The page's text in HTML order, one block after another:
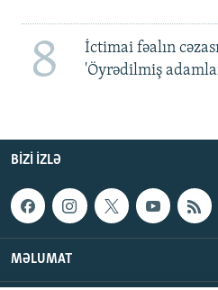
8
İctimai fəalın
'Öyrədilmiş
BIZI IZLƏ
MƏLUMAT